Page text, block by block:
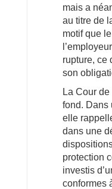
mais a
au titre de
motif que
rupture, ce
son
La Cour
fond. Dans
elle
dans une
protection
investis
conformes